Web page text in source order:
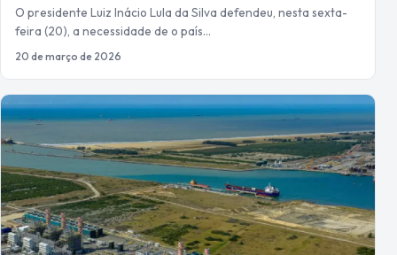
O presidente Luiz Inácio Lula da Silva defendeu, nesta sexta-
feira (20), a necessidade de o país…
20 de março de 2026